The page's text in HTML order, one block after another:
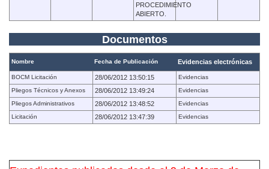
PROCEDIMIENTO
ABIERTO.
Documentos
Nombre Fecha de Publicación Evidencias electrónicas
BOCM Licitación 28/06/2012 13:50:15
Evidencias
Pliegos Técnicos y Anexos
28/06/2012 13:49:24
Evidencias
Pliegos Administrativos
28/06/2012 13:48:52
Evidencias
Licitación
28/06/2012 13:47:39 Evidencias